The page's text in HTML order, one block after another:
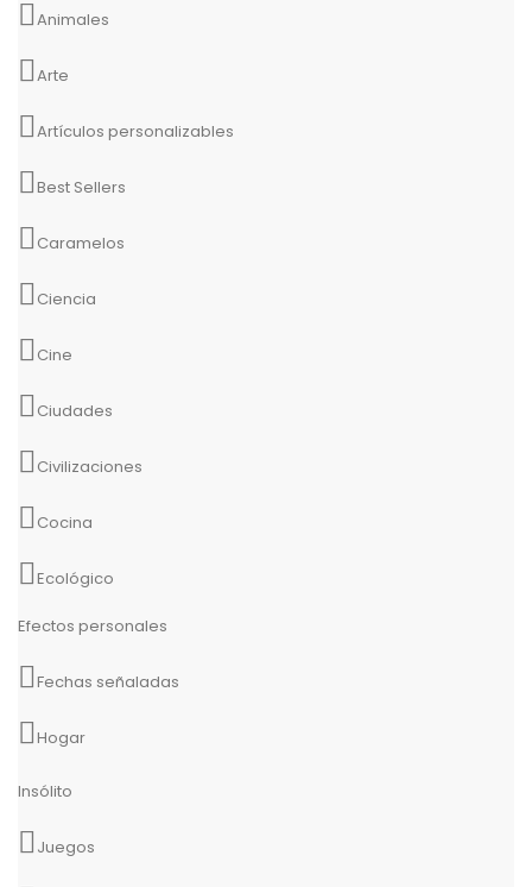
Animales
Arte
Artículos personalizables
Best Sellers
Caramelos
Ciencia
Cine
Ciudades
Civilizaciones
Cocina
Ecológico
Efectos personales
Fechas señaladas
Hogar
Insólito
Juegos